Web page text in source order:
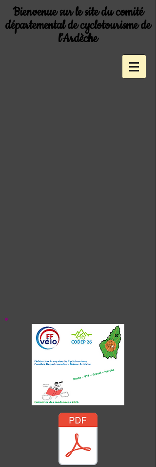
Bienvenue sur le site du comité
départemental de cyclotourisme de
l’Ardèche